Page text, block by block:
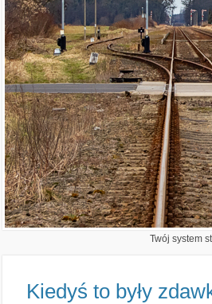
Twój system
Kiedyś to były